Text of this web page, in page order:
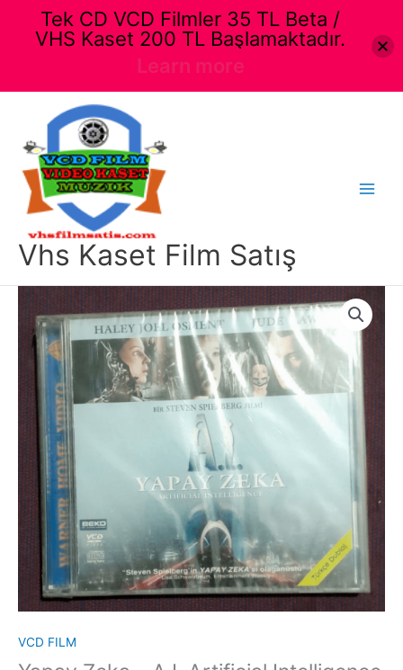
Vhs Kaset Film Satış
VCD FILM
Tek CD VCD Filmler 35 TL Beta /
VHS Kaset 200 TL Başlamaktadır.
Learn more